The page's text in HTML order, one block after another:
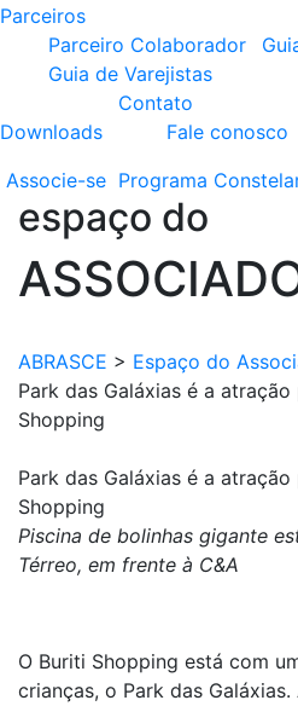
Parceiros
Parceiro Colaborador
Guia de Varejistas
Downloads
Contato
Fale conosco
Associe-se Programa
espaço do
ABRASCE > Espaço do
Park das Galáxias é a
Shopping
Park das Galáxias é a
Shopping
Piscina de bolinhas gigante
Térreo, em frente à C&A
O Buriti Shopping está com
crianças, o Park das